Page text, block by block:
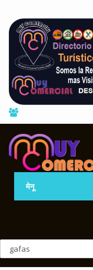
मेनू